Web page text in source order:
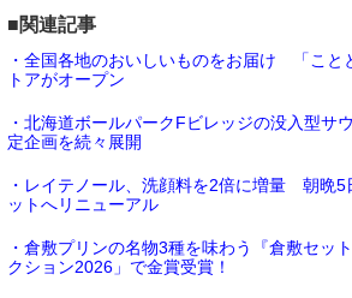
■関連記事
・全国各地のおいしいものをお届け 「こと
トアがオープン
・北海道ボールパークFビレッジの没入型サ
定企画を続々展開
・レイテノール、洗顔料を2倍に増量 朝晩5
ットへリニューアル
・倉敷プリンの名物3種を味わう『倉敷セッ
クション2026」で金賞受賞！